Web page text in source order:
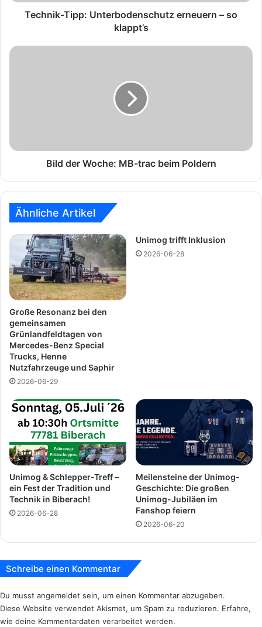
:
d
u
t
r
n
e
u
e
r
n
–
s
o
p
t
s
Technik-Tipp: Unterbodenschutz erneuern – so
klappt’s
B
o
B
-
a
c
b
e
i
m
P
o
l
d
r
Bild der Woche: MB-trac beim Poldern
Ähnliche Artikel
Große Resonanz bei den
gemeinsamen
Grünlandfeldtagen von
Mercedes-Benz Special
Trucks, Henne
Nutzfahrzeuge und Saphir
2026-06-29
Unimog trifft Inklusion
2026-06-28
Unimog & Schlepper-Treff –
ein Fest der Tradition und
Technik in Biberach!
2026-06-28
Meilensteine der Unimog-
Geschichte: Die großen
Unimog-Jubiläen im
Fanshop feiern
2026-06-20
Schreibe einen Kommentar
Du musst angemeldet sein, um einen Kommentar abzugeben.
Diese Website verwendet Akismet, um Spam zu reduzieren. Erfahre,
wie deine Kommentardaten verarbeitet werden.